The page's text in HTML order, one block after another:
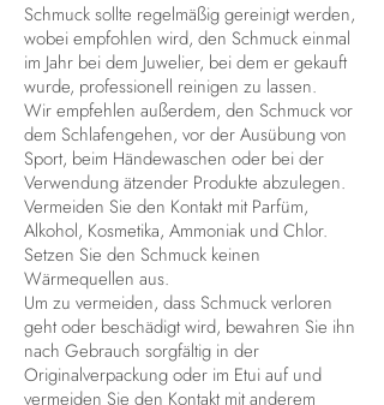
Schmuck sollte regelmäßig gereinigt werden,
wobei empfohlen wird, den Schmuck einmal
im Jahr bei dem Juwelier, bei dem er gekauft
wurde, professionell reinigen zu lassen.
Wir empfehlen außerdem, den Schmuck vor
dem Schlafengehen, vor der Ausübung von
Sport, beim Händewaschen oder bei der
Verwendung ätzender Produkte abzulegen.
Vermeiden Sie den Kontakt mit Parfüm,
Alkohol, Kosmetika, Ammoniak und Chlor.
Setzen Sie den Schmuck keinen
Wärmequellen aus.
Um zu vermeiden, dass Schmuck verloren
geht oder beschädigt wird, bewahren Sie ihn
nach Gebrauch sorgfältig in der
Originalverpackung oder im Etui auf und
vermeiden Sie den Kontakt mit anderem